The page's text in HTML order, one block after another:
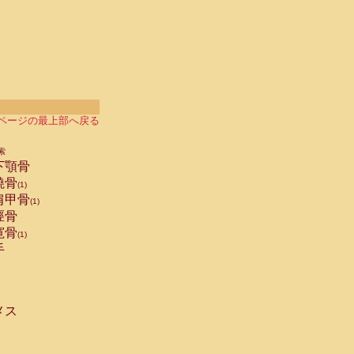
ージの最上部へ戻る
顎骨
骨(1)
甲骨(1)
骨
骨(1)
ス